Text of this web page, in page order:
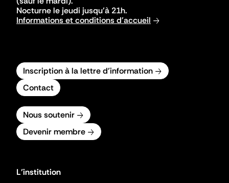
Nocturne le jeudi jusqu'à 21h.
Informations et conditions d'accueil
Inscription à la lettre d'information
Contact
Nous soutenir
Devenir membre
L'institution